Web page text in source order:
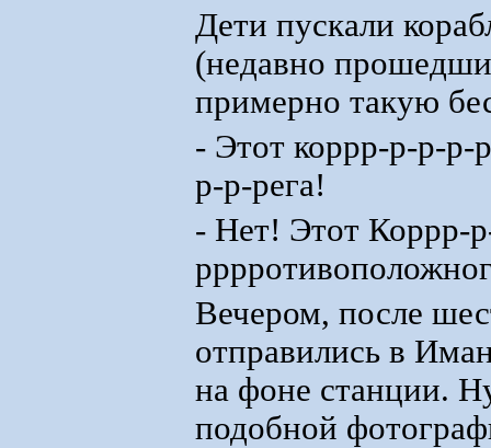
Дети пускали
(недавно
примерно такую
- Этот коррр-р-р-р-
р-р-рега!
- Нет! Этот Коррр-
Вечером, после
отправились в
на фоне станции.
подобной